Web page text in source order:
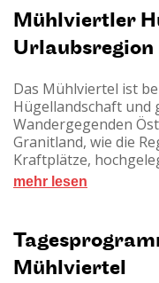
ein leichtes Essen mit
kreative Aufstriche
sich von der Vielfalt
Küche beim
Ganztags gibt es
freien Entnahme.
alkoholisch) sind
Gegen Anmeldung
glutenfreie
werden.
Mühlviertler
Das Mühlviertel ist
Hügellandschaft und
Wandergegenden
Granitland, wie die
Kraftplätze,
ausgezeichnete
kleinen Bächen und
beliebte
Walken, Reiten und
mehr lesen
Mühlviertel